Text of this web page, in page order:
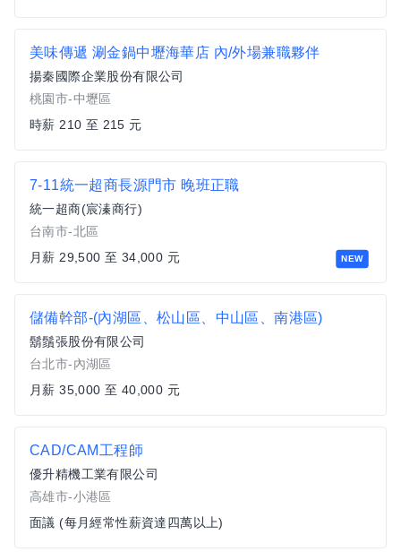
美味傳遞 涮金鍋中壢海華店 內/外場兼職夥伴
揚秦國際企業股份有限公司
桃園市-中壢區
時薪 210 至 215 元
NEW
7-11統一超商長源門市 晚班正職
統一超商(宸溱商行)
台南市-北區
月薪 29,500 至 34,000 元
儲備幹部-(內湖區、松山區、中山區、南港區)
鬍鬚張股份有限公司
台北市-內湖區
月薪 35,000 至 40,000 元
CAD/CAM工程師
優升精機工業有限公司
高雄市-小港區
面議 (每月經常性薪資達四萬以上)